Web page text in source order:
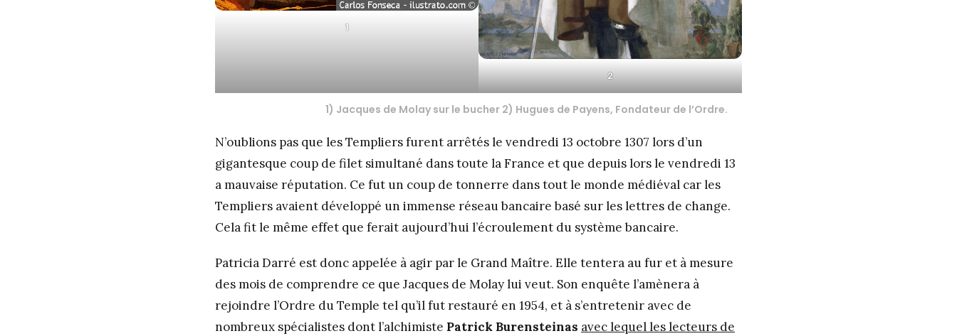
1
2
1) Jacques de Molay sur le bucher 2) Hugues de Payens, Fondateur de l’Ordre.
N’oublions pas que les Templiers furent arrêtés le vendredi 13 octobre 1307 lors d’un
gigantesque coup de filet simultané dans toute la France et que depuis lors le vendredi 13
a mauvaise réputation. Ce fut un coup de tonnerre dans tout le monde médiéval car les
Templiers avaient développé un immense réseau bancaire basé sur les lettres de change.
Cela fit le même effet que ferait aujourd’hui l’écroulement du système bancaire.
Patricia Darré est donc appelée à agir par le Grand Maître. Elle tentera au fur et à mesure
des mois de comprendre ce que Jacques de Molay lui veut. Son enquête l’amènera à
rejoindre l’Ordre du Temple tel qu’il fut restauré en 1954, et à s’entretenir avec de
nombreux spécialistes dont l’alchimiste Patrick Burensteinas avec lequel les lecteurs de